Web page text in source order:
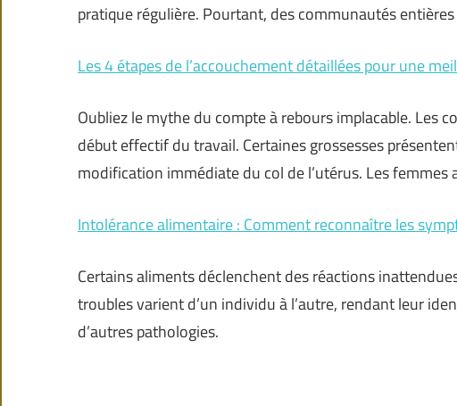
pratique régulière. Pourtant, des communautés
Les 4 étapes de l’accouchement détaillées pour une
Oubliez le mythe du compte à rebours implacable. Les
début effectif du travail. Certaines grossesses
modification immédiate du col de l’utérus. Les femmes
Intolérance alimentaire : Comment reconnaître les
Certains aliments déclenchent des réactions
troubles varient d’un individu à l’autre, rendant leur
d’autres pathologies.